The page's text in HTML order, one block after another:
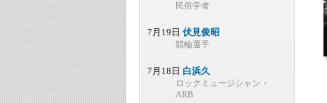
民俗学者
7月19日 伏見俊昭
競輪選手
7月18日 白浜久
ロックミュージシャン・
ARB